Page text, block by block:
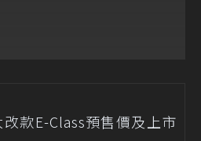
款E-Class預售價及上市